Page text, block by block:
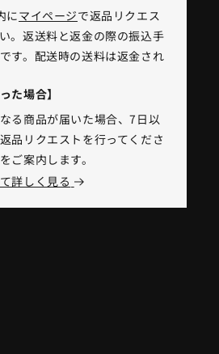
にマイページで返品リクエス
。返送料と返金の際の振込手
す。配送時の送料は返金され
た場合】
る商品が届いた場合、7日以
品リクエストを行ってくださ
ご案内します。
詳しく見る